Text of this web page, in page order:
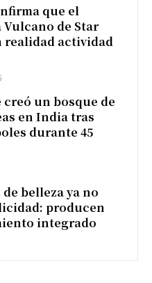
que el
de Star
realidad actividad
un bosque de
en India tras
durante 45
belleza ya no
producen
integrado